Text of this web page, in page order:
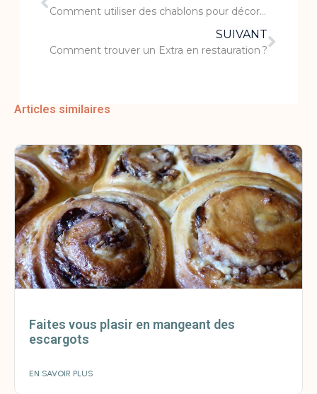
Comment utiliser des chablons pour décorer vos plats ?
SUIVANT
Comment trouver un Extra en restauration ?
Articles similaires
Faites vous plasir en mangeant des
escargots
EN SAVOIR PLUS